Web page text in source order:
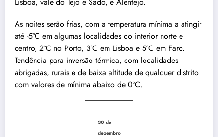
Lisboa, vale do Tejo e Sado, e Alentejo.
As noites serão frias, com a temperatura mínima a atingir
até -5ºC em algumas localidades do interior norte e
centro, 2ºC no Porto, 3ºC em Lisboa e 5ºC em Faro.
Tendência para inversão térmica, com localidades
abrigadas, rurais e de baixa altitude de qualquer distrito
com valores de mínima abaixo de 0ºC.
30 de
dezembro